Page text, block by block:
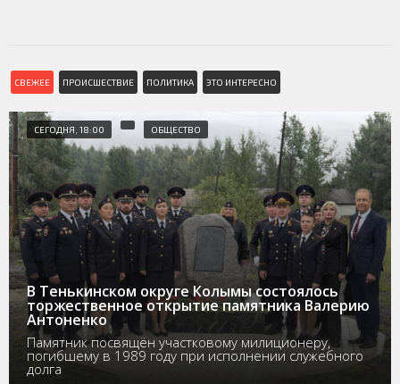
СВЕЖЕЕ ПРОИСШЕСТВИЕ ПОЛИТИКА ЭТО ИНТЕРЕСНО
СЕГОДНЯ, 18:00 ОБЩЕСТВО
В Тенькинском округе Колымы состоялось
торжественное открытие памятника Валерию
Антоненко
Памятник посвящён участковому милиционеру,
погибшему в 1989 году при исполнении служебного
долга